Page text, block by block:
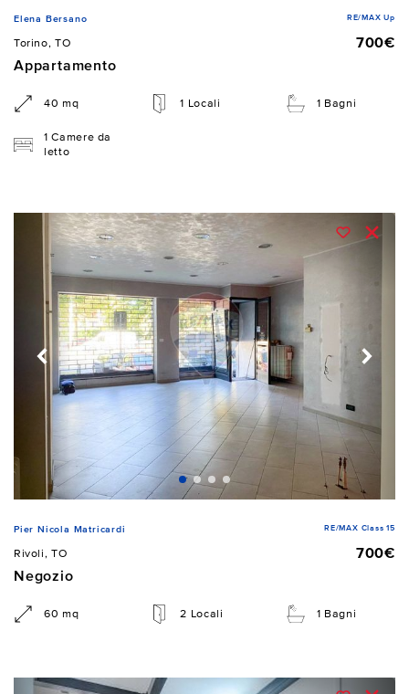
Elena Bersano RE/MAX Up
Torino, TO
700€
Appartamento
40 mq 1 Locali 1 Bagni
1 Camere da
letto
Pier Nicola Matricardi RE/MAX Class 15
Rivoli, TO
700€
Negozio
60 mq 2 Locali 1 Bagni